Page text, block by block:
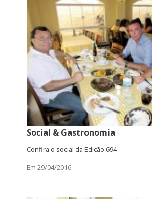
Social & Gastronomia
Confira o social da Edição 694
Em 29/04/2016